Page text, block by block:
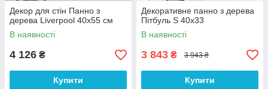
Декор для стін Панно з
дерева Liverpool 40х55 см
В наявності
4 126 ₴
Купити
Декоративне панно з дерева
Пітбуль S 40х33
В наявності
3 843 ₴ 3 943 ₴
Купити